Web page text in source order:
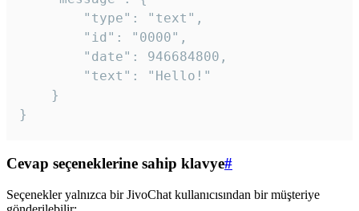
}
Cevap seçeneklerine sahip klavye#
Seçenekler yalnızca bir JivoChat kullanıcısından bir müşteriye